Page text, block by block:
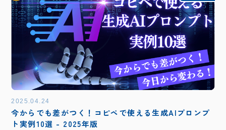
2025.04.24
今からでも差がつく！コピペで使える生成AIプロンプ
ト実例10選 - 2025年版